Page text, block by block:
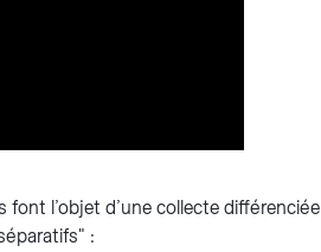
l’objet d’une collecte différenciée
: